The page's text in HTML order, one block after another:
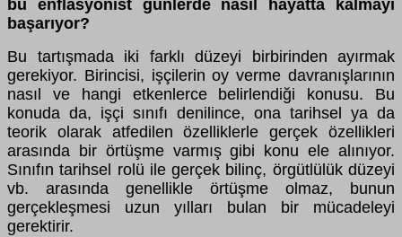
bu enflasyonist günlerde nasıl hayatta kalmayı
başarıyor?
Bu tartışmada iki farklı düzeyi birbirinden ayırmak
gerekiyor. Birincisi, işçilerin oy verme davranışlarının
nasıl ve hangi etkenlerce belirlendiği konusu. Bu
konuda da, işçi sınıfı denilince, ona tarihsel ya da
teorik olarak atfedilen özelliklerle gerçek özellikleri
arasında bir örtüşme varmış gibi konu ele alınıyor.
Sınıfın tarihsel rolü ile gerçek bilinç, örgütlülük düzeyi
vb. arasında genellikle örtüşme olmaz, bunun
gerçekleşmesi uzun yılları bulan bir mücadeleyi
gerektirir.